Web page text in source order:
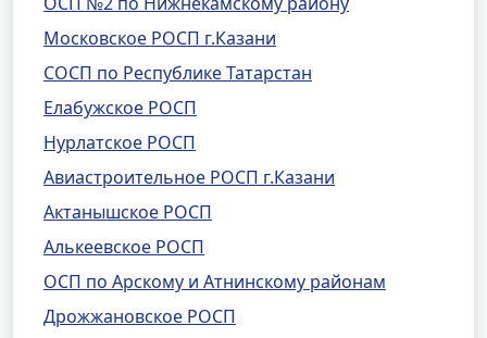
Московское РОСП г.Казани
СОСП по Республике Татарстан
Елабужское РОСП
Нурлатское РОСП
Авиастроительное РОСП г.Казани
Актанышское РОСП
Алькеевское РОСП
ОСП по Арскому и Атнинскому районам
Дрожжановское РОСП